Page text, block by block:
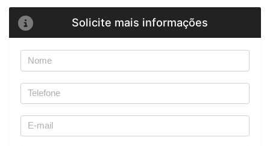
Solicite mais informações